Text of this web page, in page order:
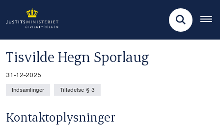
Tisvilde Hegn Sporlaug
31-12-2025
Indsamlinger Tilladelse § 3
Kontaktoplysninger